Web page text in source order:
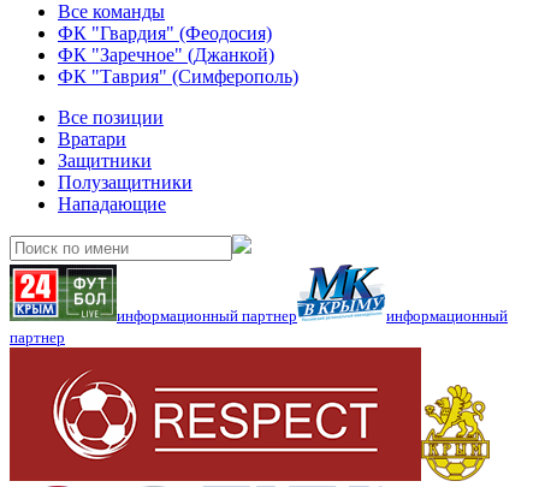
Все команды
ФК "Гвардия" (Феодосия)
ФК "Заречное" (Джанкой)
ФК "Таврия" (Симферополь)
Все позиции
Вратари
Защитники
Полузащитники
Нападающие
информационный партнер
информационный
партнер